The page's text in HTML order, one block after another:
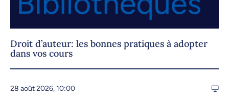
Droit d’auteur: les bonnes pratiques à adopter
dans vos cours
28 août 2026, 10:00